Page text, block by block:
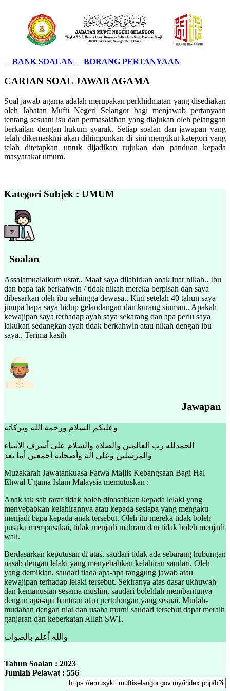
BANK SOALAN BORANG PERTANYAAN
CARIAN SOAL JAWAB AGAMA
Soal jawab agama adalah merupakan perkhidmatan yang disediakan
oleh Jabatan Mufti Negeri Selangor bagi menjawab pertanyaan
tentang sesuatu isu dan permasalahan yang diajukan oleh pelanggan
berkaitan dengan hukum syarak. Setiap soalan dan jawapan yang
telah dikemaskini akan dihimpunkan di sini mengikut kategori yang
telah ditetapkan untuk dijadikan rujukan dan panduan kepada
masyarakat umum.
Kategori Subjek : UMUM
Soalan
Assalamualaikum ustat.. Maaf saya dilahirkan anak luar nikah.. Ibu
dan bapa tak berkahwin / tidak nikah mereka berpisah dan saya
dibesarkan oleh ibu sehingga dewasa.. Kini setelah 40 tahun saya
jumpa bapa saya hidup gelandangan dan kurang siuman.. Apakah
kewajipan saya terhadap ayah saya sekarang dan apa perlu saya
lakukan sedangkan ayah tidak berkahwin atau nikah dengan ibu
saya.. Terima kasih
Jawapan
وعليكم السلام ورحمة الله وبركاته
الحمدلله رب العالمين والصلاة والسلام على أشرف الأنبياء
والمرسلين وعلى اله وأصحابه أجمعين أما بعد
Muzakarah Jawatankuasa Fatwa Majlis Kebangsaan Bagi Hal
Ehwal Ugama Islam Malaysia memutuskan :
Anak tak sah taraf tidak boleh dinasabkan kepada lelaki yang
menyebabkan kelahirannya atau kepada sesiapa yang mengaku
menjadi bapa kepada anak tersebut. Oleh itu mereka tidak boleh
pusaka mempusakai, tidak menjadi mahram dan tidak boleh menjadi
wali.
Berdasarkan keputusan di atas, saudari tidak ada sebarang hubungan
nasab dengan lelaki yang menyebabkan kelahiran saudari. Oleh
yang demikian, saudari tiada apa-apa tanggung jawab atau
kewajipan terhadap lelaki tersebut. Sekiranya atas dasar ukhuwah
dan kemanusian sesama muslim, saudari bolehlah membantunya
dengan apa-apa bantuan atau pertolongan yang sesuai. Mudah-
mudahan dengan niat dan usaha murni saudari tersebut dapat meraih
ganjaran dan keberkatan Allah SWT.
والله أعلم بالصواب
Tahun Soalan : 2023
Jumlah Pelawat : 556